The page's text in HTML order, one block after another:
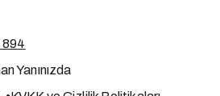
Yanınızda